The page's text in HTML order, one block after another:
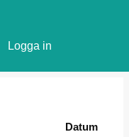
Logga in
Datum